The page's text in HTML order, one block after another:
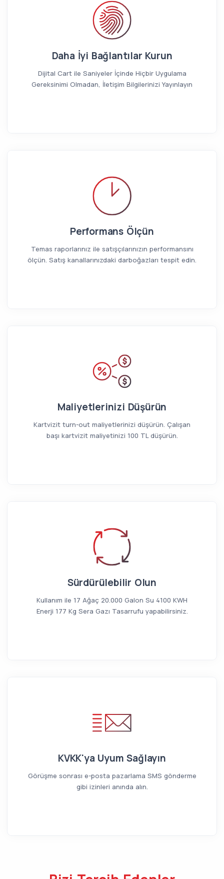
Daha İyi Bağlantılar Kurun
Dijital Cart ile Saniyeler İçinde Hiçbir Uygulama
Gereksinimi Olmadan, İletişim Bilgilerinizi Yayınlayın
Performans Ölçün
Temas raporlarınız ile satışçılarınızın performansını
ölçün. Satış kanallarınızdaki darboğazları tespit edin.
Maliyetlerinizi Düşürün
Kartvizit turn-out maliyetlerinizi düşürün. Çalışan
başı kartvizit maliyetinizi 100 TL düşürün.
Sürdürülebilir Olun
Kullanım ile 17 Ağaç 20.000 Galon Su 4100 KWH
Enerji 177 Kg Sera Gazı Tasarrufu yapabilirsiniz.
KVKK'ya Uyum Sağlayın
Görüşme sonrası e-posta pazarlama SMS gönderme
gibi izinleri anında alın.